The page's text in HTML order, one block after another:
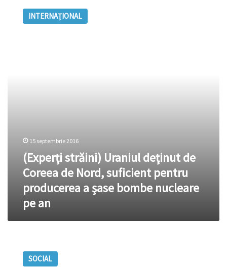
străini)
Uraniul
bombe
INTERNAȚIONAL
15 septembrie 2016
(Experţi străini) Uraniul deţinut de
Coreea de Nord, suficient pentru
producerea a şase bombe nucleare
pe an
computere
SOCIAL